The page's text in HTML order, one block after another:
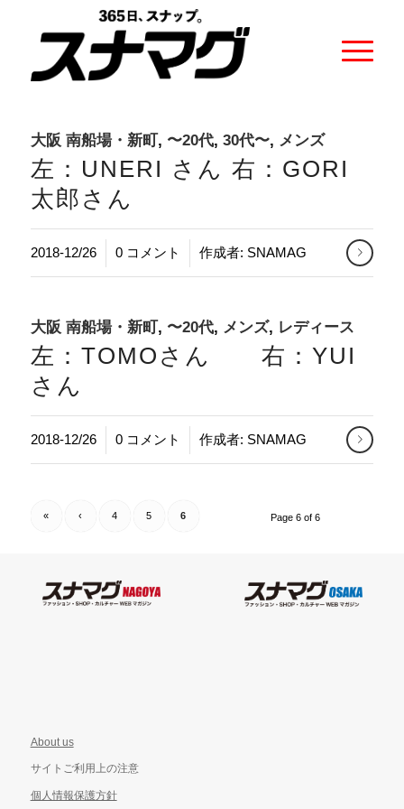
大阪 南船場・新町, 〜20代, 30代〜, メンズ
左：UNERI さん 右：GORI
太郎さん
2018-12/26 0 コメント
/ 作成者: SNAMAG
大阪 南船場・新町, 〜20代, メンズ, レディース
左：TOMOさん 右：YUI
さん
2018-12/26 0 コメント
/ 作成者: SNAMAG
Page 6 of 6
« ‹ 4 5 6
About us
サイトご利用上の注意
個人情報保護方針